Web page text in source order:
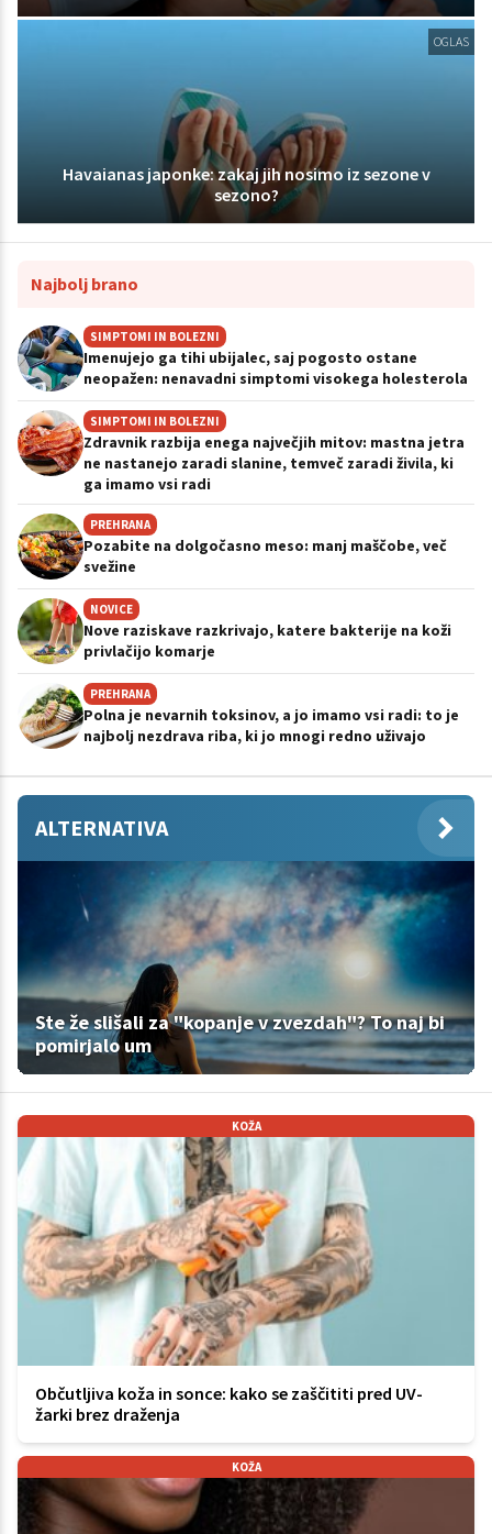
OGLAS
Havaianas japonke: zakaj jih nosimo iz sezone v
sezono?
Najbolj brano
SIMPTOMI IN BOLEZNI
Imenujejo ga tihi ubijalec, saj pogosto ostane
neopažen: nenavadni simptomi visokega holesterola
SIMPTOMI IN BOLEZNI
Zdravnik razbija enega največjih mitov: mastna jetra
ne nastanejo zaradi slanine, temveč zaradi živila, ki
ga imamo vsi radi
PREHRANA
Pozabite na dolgočasno meso: manj maščobe, več
svežine
NOVICE
Nove raziskave razkrivajo, katere bakterije na koži
privlačijo komarje
PREHRANA
Polna je nevarnih toksinov, a jo imamo vsi radi: to je
najbolj nezdrava riba, ki jo mnogi redno uživajo
ALTERNATIVA
Ste že slišali za "kopanje v zvezdah"? To naj bi
pomirjalo um
KOŽA
Občutljiva koža in sonce: kako se zaščititi pred UV-
žarki brez draženja
KOŽA